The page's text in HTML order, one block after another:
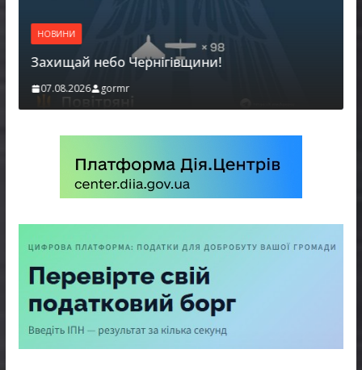
Батьки майбутніх першокласників уже
можуть оформити «Пакунок школяра»
06.08.2026